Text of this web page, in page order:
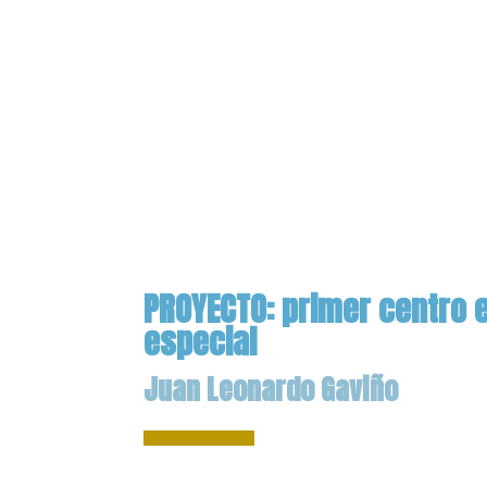
PROYECTO: primer
especial
Juan Leonardo Gaviño